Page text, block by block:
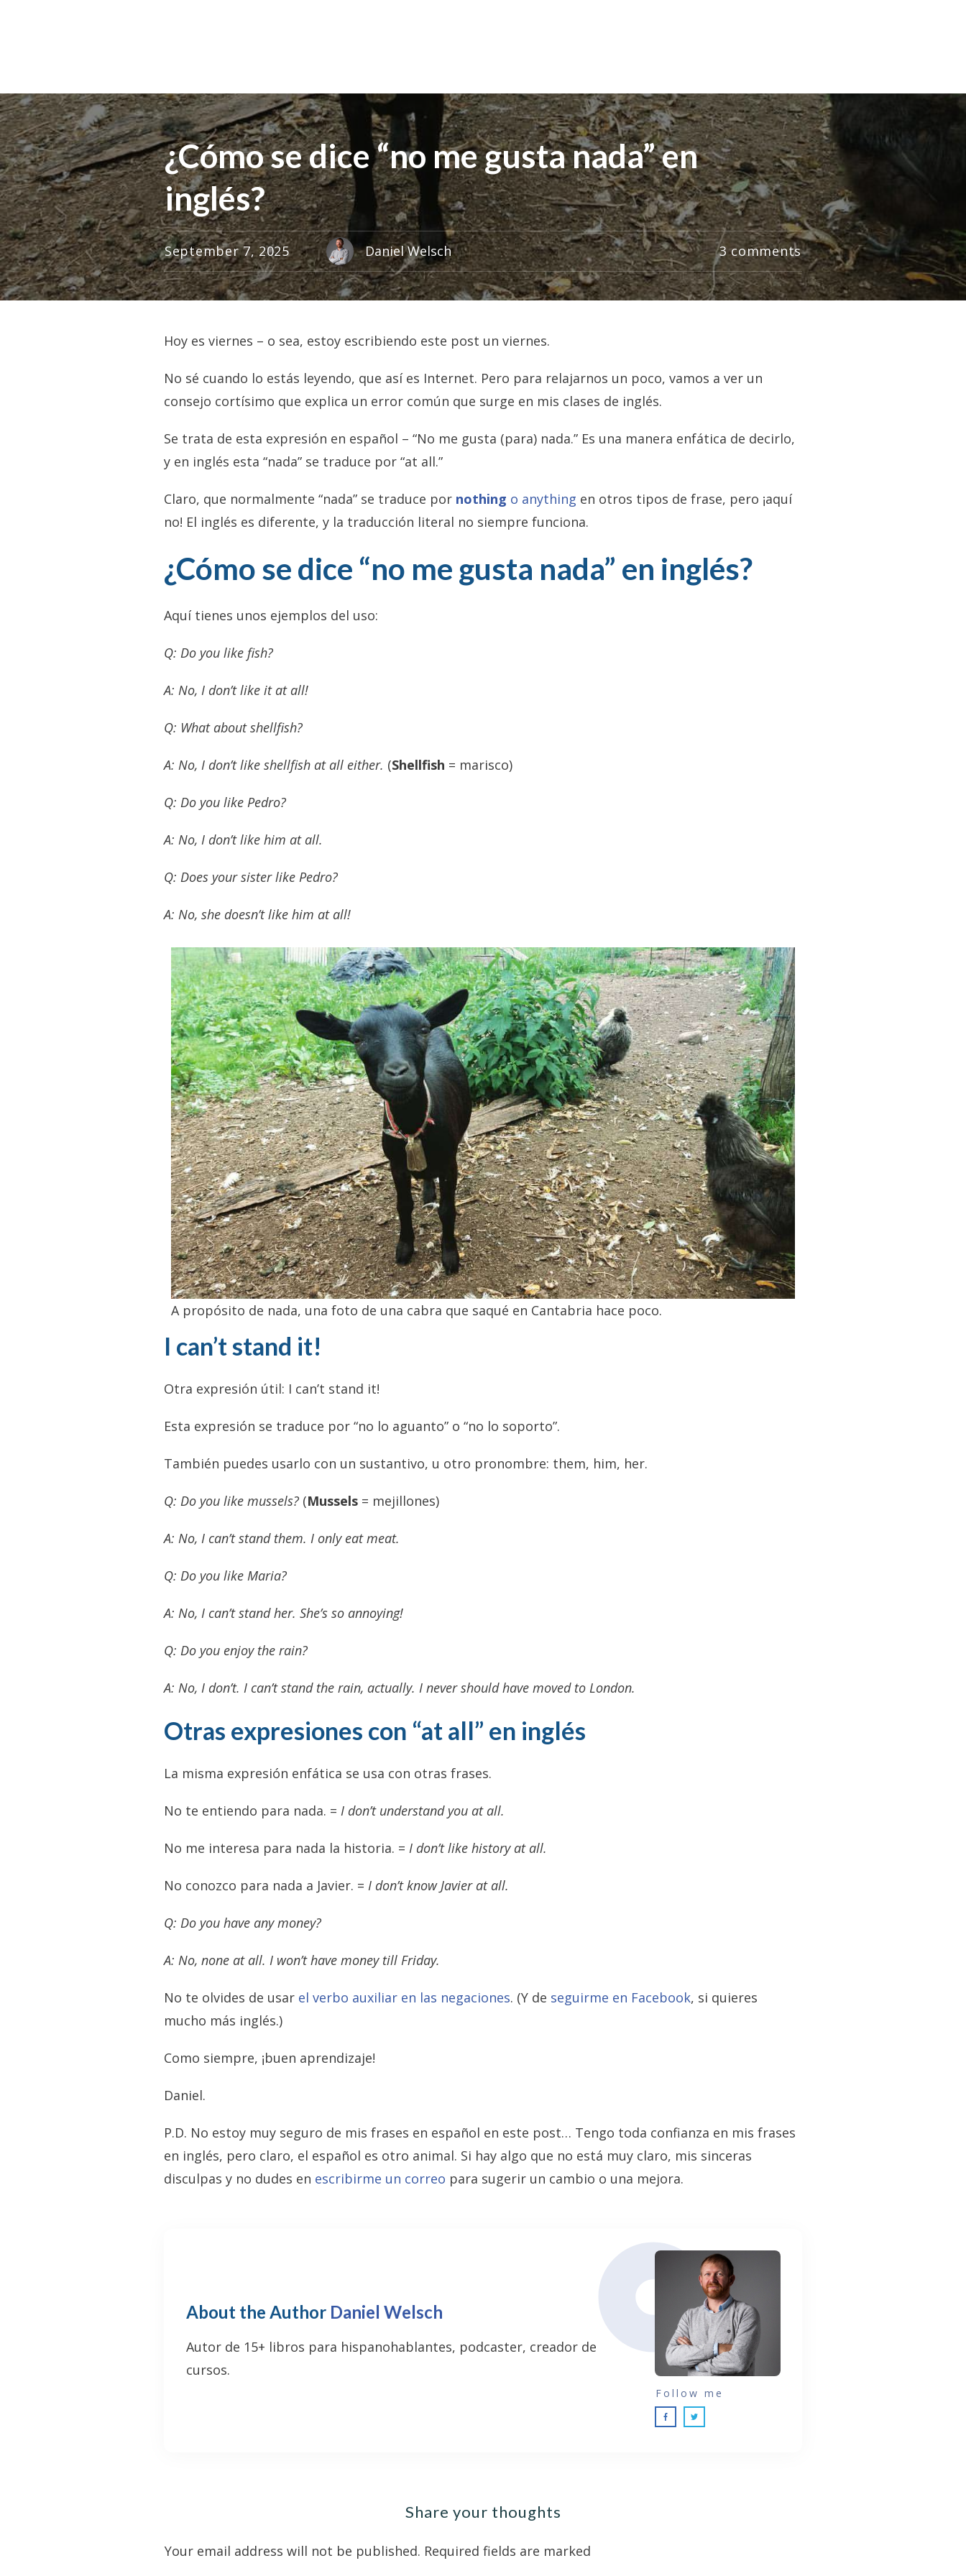
¿Cómo se dice “no me gusta nada” en
inglés?
September 7, 2025 Daniel Welsch 3comments
Hoy es viernes – o sea, estoy escribiendo este post un viernes.
No sé cuando lo estás leyendo, que así es Internet. Pero para relajarnos un poco, vamos a ver un
consejo cortísimo que explica un error común que surge en mis clases de inglés.
Se trata de esta expresión en español – “No me gusta (para) nada.” Es una manera enfática de decirlo,
y en inglés esta “nada” se traduce por “at all.”
Claro, que normalmente “nada” se traduce por nothing o anything en otros tipos de frase, pero ¡aquí
no! El inglés es diferente, y la traducción literal no siempre funciona.
¿Cómo se dice “no me gusta nada” en inglés?
Aquí tienes unos ejemplos del uso:
Q: Do you like fish?
A: No, I don’t like it at all!
Q: What about shellfish?
A: No, I don’t like shellfish at all either. (Shellfish = marisco)
Q: Do you like Pedro?
A: No, I don’t like him at all.
Q: Does your sister like Pedro?
A: No, she doesn’t like him at all!
A propósito de nada, una foto de una cabra que saqué en Cantabria hace poco.
I can’t stand it!
Otra expresión útil: I can’t stand it!
Esta expresión se traduce por “no lo aguanto” o “no lo soporto”.
También puedes usarlo con un sustantivo, u otro pronombre: them, him, her.
Q: Do you like mussels? (Mussels = mejillones)
A: No, I can’t stand them. I only eat meat.
Q: Do you like Maria?
A: No, I can’t stand her. She’s so annoying!
Q: Do you enjoy the rain?
A: No, I don’t. I can’t stand the rain, actually. I never should have moved to London.
Otras expresiones con “at all” en inglés
La misma expresión enfática se usa con otras frases.
No te entiendo para nada. = I don’t understand you at all.
No me interesa para nada la historia. = I don’t like history at all.
No conozco para nada a Javier. = I don’t know Javier at all.
Q: Do you have any money?
A: No, none at all. I won’t have money till Friday.
No te olvides de usar el verbo auxiliar en las negaciones. (Y de seguirme en Facebook, si quieres
mucho más inglés.)
Como siempre, ¡buen aprendizaje!
Daniel.
P.D. No estoy muy seguro de mis frases en español en este post… Tengo toda confianza en mis frases
en inglés, pero claro, el español es otro animal. Si hay algo que no está muy claro, mis sinceras
disculpas y no dudes en escribirme un correo para sugerir un cambio o una mejora.
About the Author Daniel Welsch
Autor de 15+ libros para hispanohablantes, podcaster, creador de
cursos.
Follow me
Share your thoughts
Your email address will not be published. Required fields are marked